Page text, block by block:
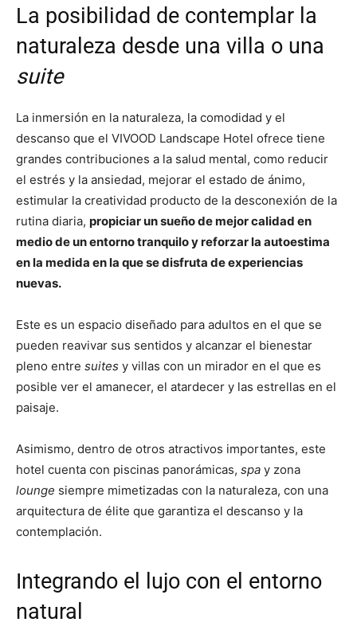
La posibilidad de contemplar la
naturaleza desde una villa o una
suite
La inmersión en la naturaleza, la comodidad y el
descanso que el VIVOOD Landscape Hotel ofrece tiene
grandes contribuciones a la salud mental, como reducir
el estrés y la ansiedad, mejorar el estado de ánimo,
estimular la creatividad producto de la desconexión de la
rutina diaria, propiciar un sueño de mejor calidad en
medio de un entorno tranquilo y reforzar la autoestima
en la medida en la que se disfruta de experiencias
nuevas.
Este es un espacio diseñado para adultos en el que se
pueden reavivar sus sentidos y alcanzar el bienestar
pleno entre suites y villas con un mirador en el que es
posible ver el amanecer, el atardecer y las estrellas en el
paisaje.
Asimismo, dentro de otros atractivos importantes, este
hotel cuenta con piscinas panorámicas, spa y zona
lounge siempre mimetizadas con la naturaleza, con una
arquitectura de élite que garantiza el descanso y la
contemplación.
Integrando el lujo con el entorno
natural